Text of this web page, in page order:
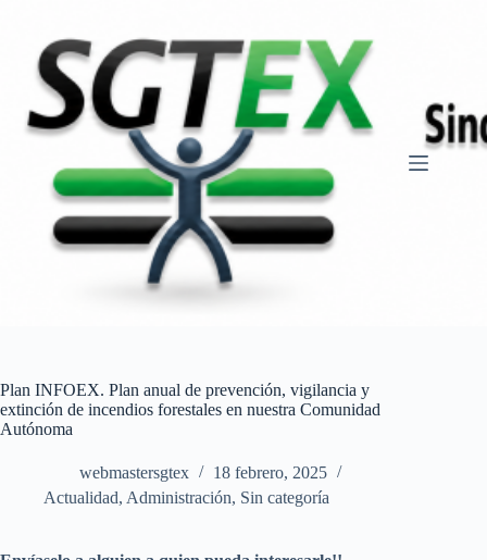
contenido
Plan INFOEX. Plan anual de prevención, vigilancia y
extinción de incendios forestales en nuestra Comunidad
Autónoma
webmastersgtex
18 febrero, 2025
Actualidad, Administración, Sin categoría